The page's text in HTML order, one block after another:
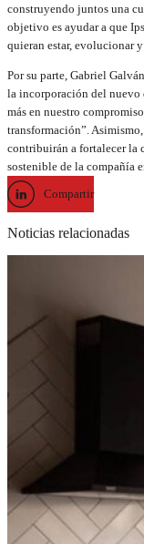
construyendo juntos una
objetivo es ayudar a que
quieran estar, evolucionar
Por su parte, Gabriel
la incorporación del nuevo
más en nuestro
transformación”.
contribuirán a fortalecer la
sostenible de la compañía
Compartir
Noticias relacionadas